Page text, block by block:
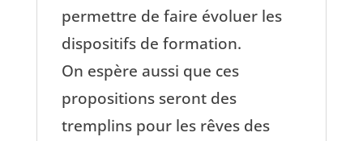
permettre de faire évoluer les
dispositifs de formation.
On espère aussi que ces
propositions seront des
tremplins pour les rêves des